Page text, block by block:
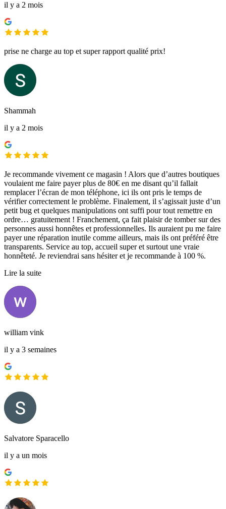
il y a 2 mois
prise ne charge au top et super rapport qualité prix!
Shammah
il y a 2 mois
Je recommande vivement ce magasin ! Alors que d’autres boutiques
voulaient me faire payer plus de 80€ en me disant qu’il fallait
remplacer l’écran de mon téléphone, ici ils ont pris le temps de
vérifier correctement le problème. Finalement, il s’agissait juste d’un
petit bug et quelques manipulations ont suffi pour tout remettre en
ordre… gratuitement ! Franchement, ça fait plaisir de tomber sur des
personnes aussi honnêtes et professionnelles. Ils auraient pu me faire
payer une réparation inutile comme ailleurs, mais ils ont préféré être
transparents. Service au top, accueil super et surtout une vraie
honnêteté. Je reviendrai sans hésiter et je recommande à 100 %.
Lire la suite
william vink
il y a 3 semaines
Salvatore Sparacello
il y a un mois